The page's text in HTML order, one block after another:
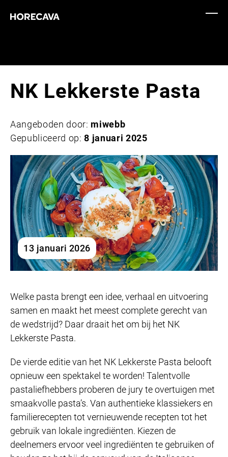
NK Lekkerste Pasta
Aangeboden door: miwebb
Gepubliceerd op:8 januari 2025
13 januari 2026
Welke pasta brengt een idee, verhaal en uitvoering
samen en maakt het meest complete gerecht van
de wedstrijd? Daar draait het om bij het NK
Lekkerste Pasta.
De vierde editie van het NK Lekkerste Pasta belooft
opnieuw een spektakel te worden! Talentvolle
pastaliefhebbers proberen de jury te overtuigen met
smaakvolle pasta’s. Van authentieke klassiekers en
familierecepten tot vernieuwende recepten tot het
gebruik van lokale ingrediënten. Kiezen de
deelnemers ervoor veel ingrediënten te gebruiken of